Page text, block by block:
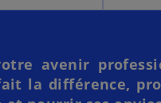
avenir
la différence,